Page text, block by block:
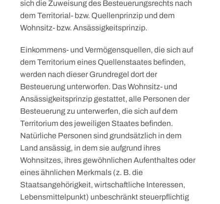
sich die Zuweisung des Besteuerungsrechts nach
dem Territorial- bzw. Quellenprinzip und dem
Wohnsitz- bzw. Ansässigkeitsprinzip.
Einkommens- und Vermögensquellen, die sich auf
dem Territorium eines Quellenstaates beﬁnden,
werden nach dieser Grundregel dort der
Besteuerung unterworfen. Das Wohnsitz- und
Ansässigkeitsprinzip gestattet, alle Personen der
Besteuerung zu unterwerfen, die sich auf dem
Territorium des jeweiligen Staates beﬁnden.
Natürliche Personen sind grundsätzlich in dem
Land ansässig, in dem sie aufgrund ihres
Wohnsitzes, ihres gewöhnlichen Aufenthaltes oder
eines ähnlichen Merkmals (z. B. die
Staatsangehörigkeit, wirtschaftliche Interessen,
Lebensmittelpunkt) unbeschränkt steuerpflichtig